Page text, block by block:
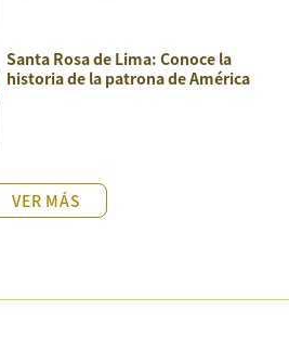
Santa Rosa de Lima: Conoce la
historia de la patrona de América
VER MÁS